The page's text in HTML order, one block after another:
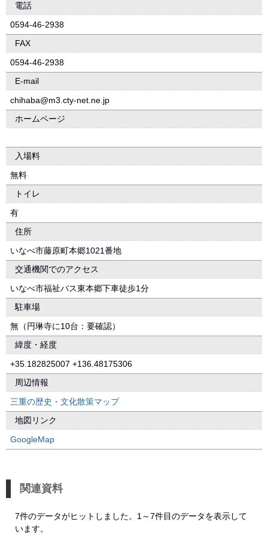
電話
0594-46-2938
FAX
0594-46-2938
E-mail
chihaba@m3.cty-net.ne.jp
ホームページ
入場料
無料
トイレ
有
住所
いなべ市藤原町本郷1021番地
交通機関でのアクセス
いなべ市福祉バス東本郷下車徒歩1分
駐車場
無（円琳寺に10台：要確認）
緯度・経度
+35.182825007 +136.48175306
周辺情報
三重の歴史・文化散策マップ
地図リンク
GoogleMap
関連資料
7件のデータがヒットしました。1～7件目のデータを表示して
います。